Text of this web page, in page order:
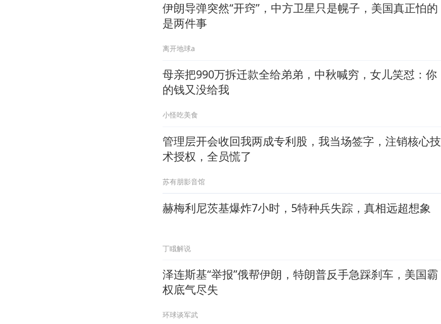
伊朗导弹突然“开窍”，中方卫星只是幌子，美国真正怕的
是两件事
离开地球a
母亲把990万拆迁款全给弟弟，中秋喊穷，女儿笑怼：你
的钱又没给我
小怪吃美食
管理层开会收回我两成专利股，我当场签字，注销核心技
术授权，全员慌了
苏有朋影音馆
赫梅利尼茨基爆炸7小时，5特种兵失踪，真相远超想象
丁睋解说
泽连斯基“举报”俄帮伊朗，特朗普反手急踩刹车，美国霸
权底气尽失
环球谈军武